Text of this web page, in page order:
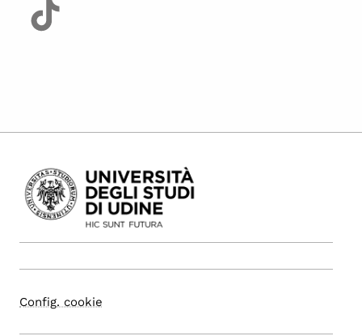
Config. cookie